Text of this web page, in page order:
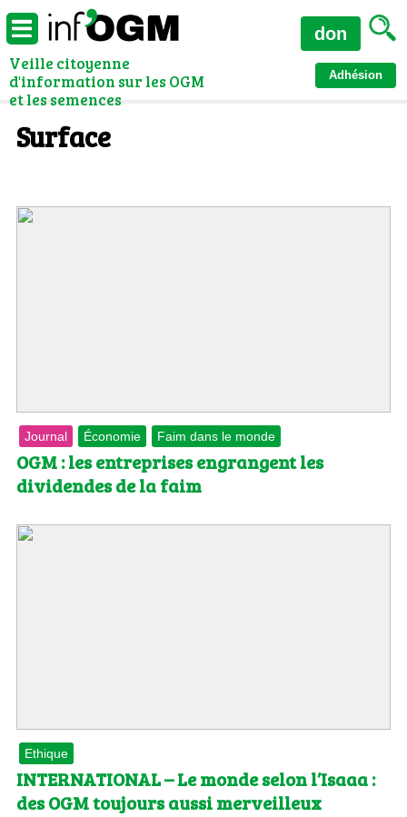
Veille citoyenne
d'information sur les OGM
et les semences
Adhésion
don
Surface
Journal Économie Faim dans le monde
OGM : les entreprises engrangent les
dividendes de la faim
Ethique
INTERNATIONAL – Le monde selon l’Isaaa :
des OGM toujours aussi merveilleux